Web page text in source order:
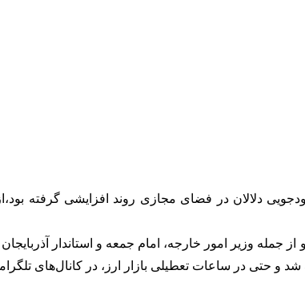
دلالان در فضای مجازی روند افزایشی گرفته
جمله وزیر امور خارجه،‌ امام جمعه و استاندار